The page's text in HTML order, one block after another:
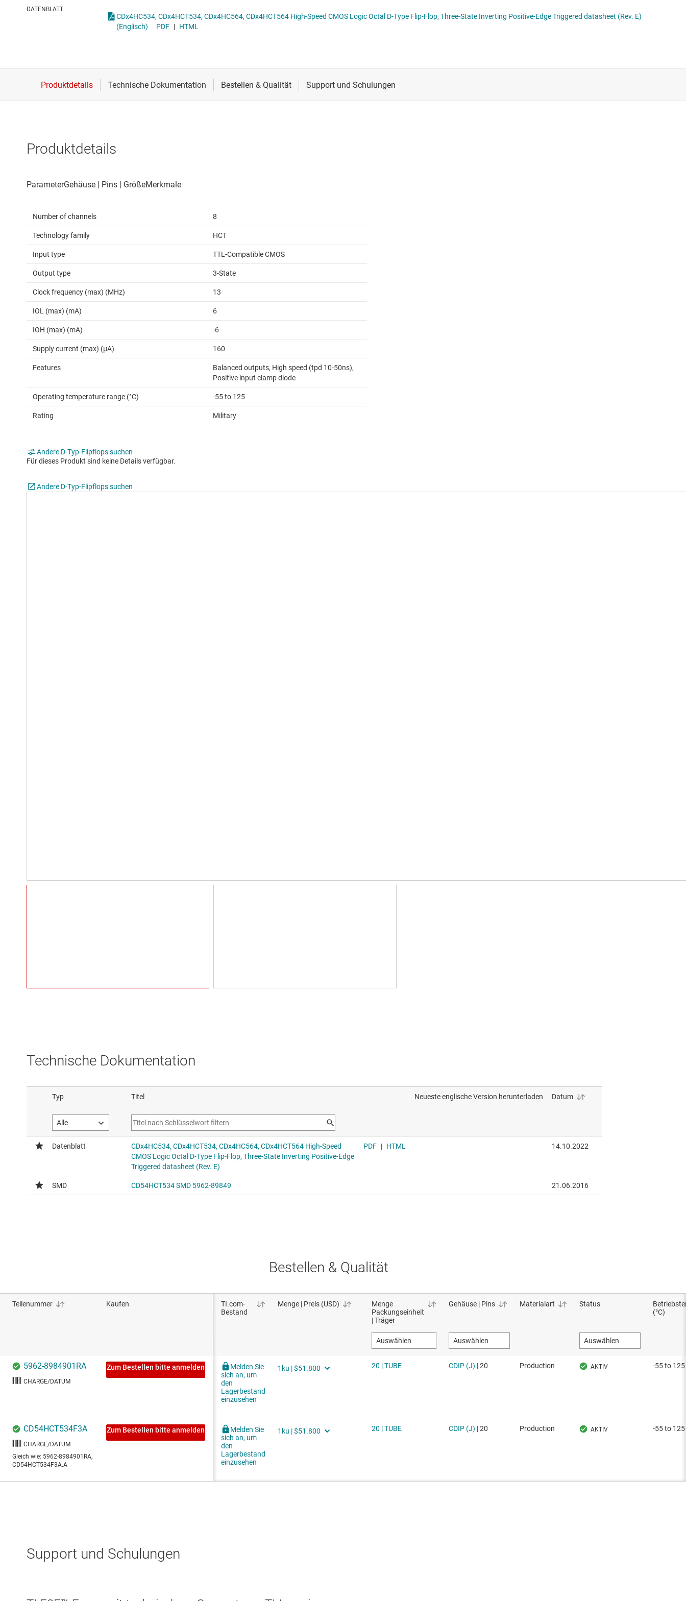
Energiemanagement
DATENBLATT
CDx4HC534, CDx4HCT534, CDx4HC564, CDx4HCT564 High-Speed CMOS Logic Octal D-Type Flip-Flop, Three-State Inverting Positive-Edge Triggered datasheet (Rev. E)
(Englisch)
PDF | HTML
Produktdetails
Number of channels 8
Technology family HCT
Input type TTL-Compatible CMOS
Output type 3-State
Clock frequency (max) (MHz) 13
IOL (max) (mA) 6
IOH (max) (mA) -6
Supply current (max) (µA) 160
Features
Balanced outputs, High speed (tpd 10-50ns),
Positive input clamp diode
Operating temperature range (°C) -55 to 125
Rating Military
Andere D-Typ-Flipflops suchen
Für dieses Produkt sind keine Details verfügbar.
Andere D-Typ-Flipflops suchen
Technische Dokumentation
Bestellen & Qualität
Support und Schulungen